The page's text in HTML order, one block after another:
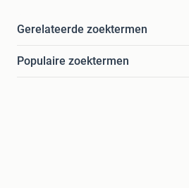
Gerelateerde zoektermen
Populaire zoektermen